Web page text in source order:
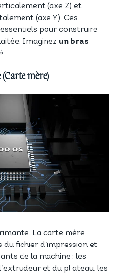
(axe Z) et
(axe Y). Ces
pour construire
Imaginez un bras
(Carte mère)
La carte mère
fichier d’impression et
de la machine : les
et du pl ateau, les